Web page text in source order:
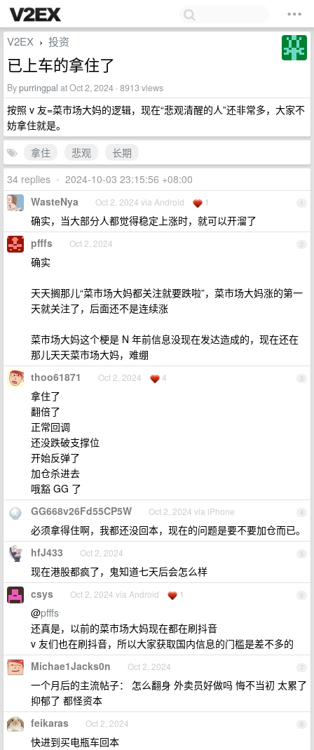
V2EX › 投资
已上车的拿住了
Bypurringpal at Oct 2, 2024 · 8913 views
按照 v 友=菜市场大妈的逻辑，现在“悲观清醒的人”还非常多，大家不
妨拿住就是。
拿住
悲观
长期
34 replies • 2024-10-03 23:15:56 +08:00
1
WasteNya Oct 2, 2024 via Android 1
确实，当大部分人都觉得稳定上涨时，就可以开溜了
2
pfffs Oct 2, 2024
确实
天天搁那儿“菜市场大妈都关注就要跌啦”，菜市场大妈涨的第一
天就关注了，后面还不是连续涨
菜市场大妈这个梗是 N 年前信息没现在发达造成的，现在还在
那儿天天菜市场大妈，难绷
3
thoo61871 Oct 2, 2024 4
拿住了
翻倍了
正常回调
还没跌破支撑位
开始反弹了
加仓杀进去
哦豁 GG 了
4
GG668v26Fd55CP5W Oct 2, 2024 via iPhone
必须拿得住啊，我都还没回本，现在的问题是要不要加仓而已。
5
hfJ433 Oct 2, 2024
现在港股都疯了，鬼知道七天后会怎么样
6
csys Oct 2, 2024 via Android 1
@pfffs
还真是，以前的菜市场大妈现在都在刷抖音
v 友们也在刷抖音，所以大家获取国内信息的门槛是差不多的
7
Michae1Jacks0n Oct 2, 2024
一个月后的主流帖子： 怎么翻身 外卖员好做吗 悔不当初 太累了
抑郁了 都怪资本
8
feikaras Oct 2, 2024
快进到买电瓶车回本